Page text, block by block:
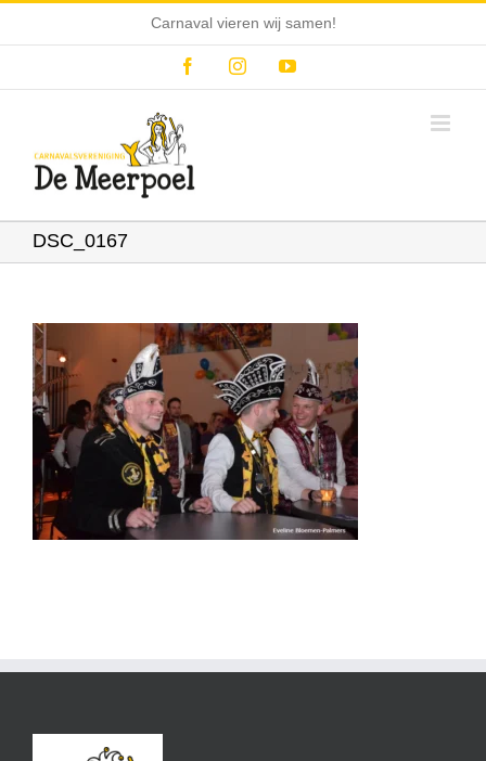
Carnaval vieren wij samen!
FacebookInstagramYouTube
DSC_0167